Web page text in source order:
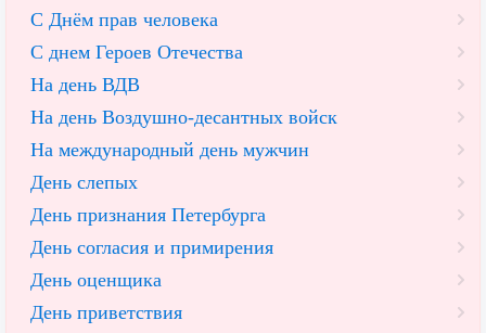
С Днём прав человека
С днем Героев Отечества
На день ВДВ
На день Воздушно-десантных войск
На международный день мужчин
День слепых
День признания Петербурга
День согласия и примирения
День оценщика
День приветствия